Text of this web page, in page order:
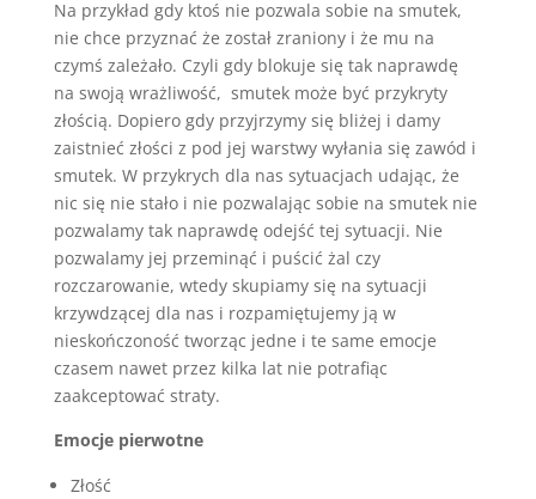
Na przykład gdy ktoś nie pozwala sobie na smutek,
nie chce przyznać że został zraniony i że mu na
czymś zależało. Czyli gdy blokuje się tak naprawdę
na swoją wrażliwość, smutek może być przykryty
złością. Dopiero gdy przyjrzymy się bliżej i damy
zaistnieć złości z pod jej warstwy wyłania się zawód i
smutek. W przykrych dla nas sytuacjach udając, że
nic się nie stało i nie pozwalając sobie na smutek nie
pozwalamy tak naprawdę odejść tej sytuacji. Nie
pozwalamy jej przeminąć i puścić żal czy
rozczarowanie, wtedy skupiamy się na sytuacji
krzywdzącej dla nas i rozpamiętujemy ją w
nieskończoność tworząc jedne i te same emocje
czasem nawet przez kilka lat nie potrafiąc
zaakceptować straty.
Emocje pierwotne
Złość